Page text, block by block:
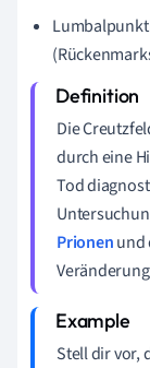
Die
durch eine
Tod
Prionenund
Stell dir vor,